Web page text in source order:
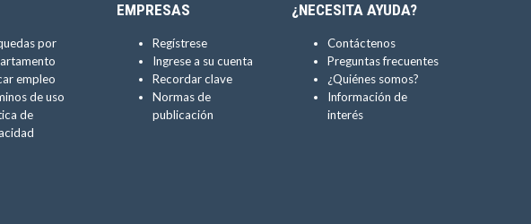
por
empleo
de uso
de
EMPRESAS
Regístrese
Ingrese a su cuenta
Recordar clave
Normas de
publicación
¿NECESITA AYUDA?
Contáctenos
Preguntas frecuentes
¿Quiénes somos?
Información de
interés